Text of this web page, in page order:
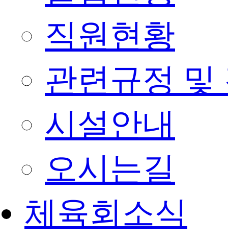
직원현황
관련규정 및
시설안내
오시는길
체육회소식